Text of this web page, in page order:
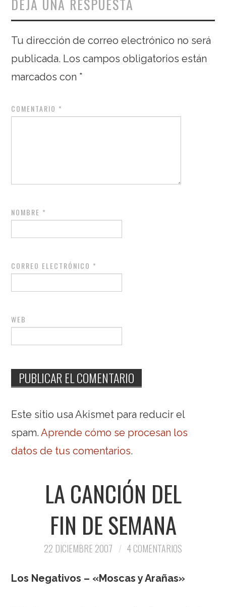
DEJA UNA RESPUESTA
Tu dirección de correo electrónico no será
publicada. Los campos obligatorios están
marcados con *
COMENTARIO *
NOMBRE *
CORREO ELECTRÓNICO *
WEB
Este sitio usa Akismet para reducir el
spam.Aprende cómo se procesan los
datos de tus comentarios.
LA CANCIÓN DEL
FIN DE SEMANA
22 DICIEMBRE 2007 4 COMENTARIOS
Los Negativos – «Moscas y Arañas»